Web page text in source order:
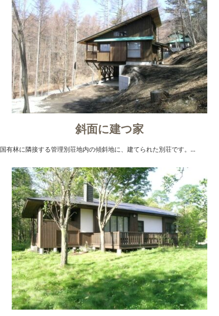
斜面に建つ家
国有林に隣接する管理別荘地内の傾斜地に、建てられた別荘です。…